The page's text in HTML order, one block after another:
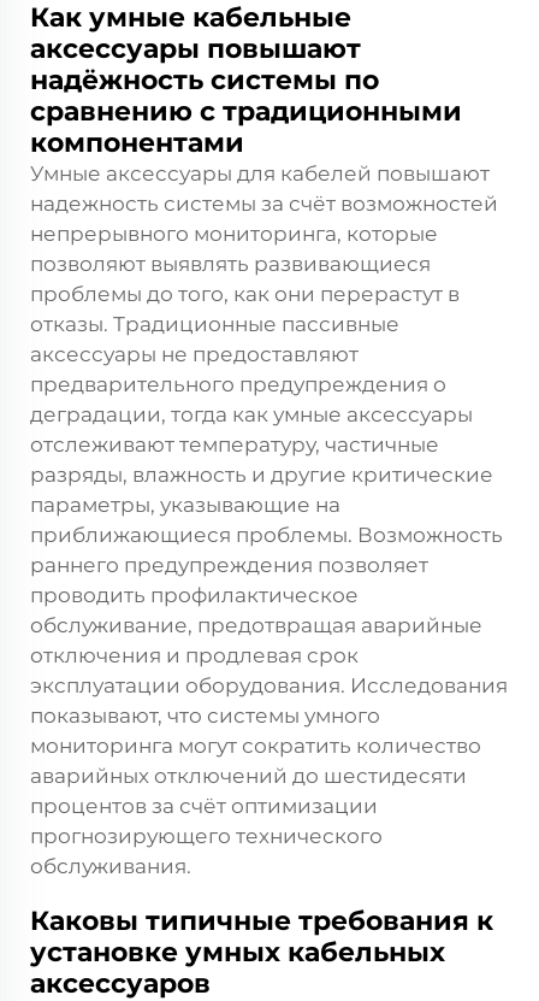
Как умные кабельные
аксессуары повышают
надёжность системы по
сравнению с традиционными
компонентами
Умные аксессуары для кабелей повышают
надежность системы за счёт возможностей
непрерывного мониторинга, которые
позволяют выявлять развивающиеся
проблемы до того, как они перерастут в
отказы. Традиционные пассивные
аксессуары не предоставляют
предварительного предупреждения о
деградации, тогда как умные аксессуары
отслеживают температуру, частичные
разряды, влажность и другие критические
параметры, указывающие на
приближающиеся проблемы. Возможность
раннего предупреждения позволяет
проводить профилактическое
обслуживание, предотвращая аварийные
отключения и продлевая срок
эксплуатации оборудования. Исследования
показывают, что системы умного
мониторинга могут сократить количество
аварийных отключений до шестидесяти
процентов за счёт оптимизации
прогнозирующего технического
обслуживания.
Каковы типичные требования к
установке умных кабельных
аксессуаров